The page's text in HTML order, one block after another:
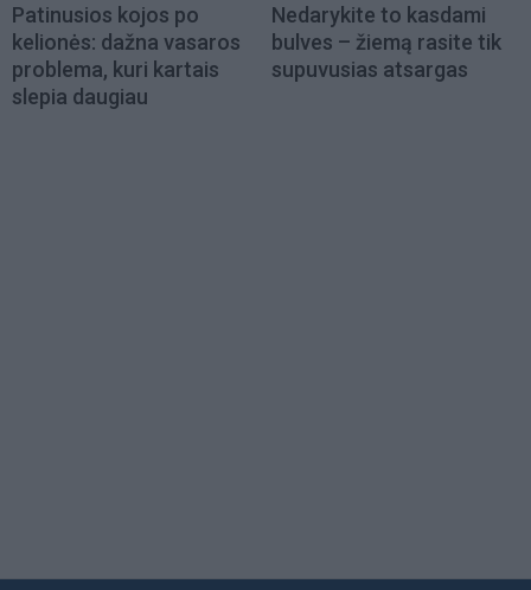
Patinusios kojos po
kelionės: dažna vasaros
problema, kuri kartais
slepia daugiau
Nedarykite to kasdami
bulves – žiemą rasite tik
supuvusias atsargas